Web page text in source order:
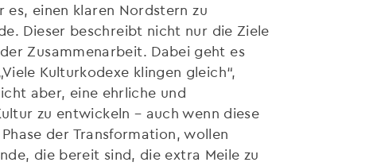
einen klaren Nordstern zu
Dieser beschreibt nicht nur die Ziele
Zusammenarbeit. Dabei geht es
Kulturkodexe klingen gleich“,
aber, eine ehrliche und
zu entwickeln – auch wenn diese
der Transformation, wollen
die bereit sind, die extra Meile zu